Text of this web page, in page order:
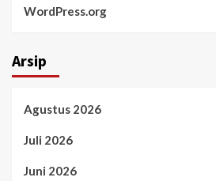
WordPress.org
Arsip
Agustus 2026
Juli 2026
Juni 2026